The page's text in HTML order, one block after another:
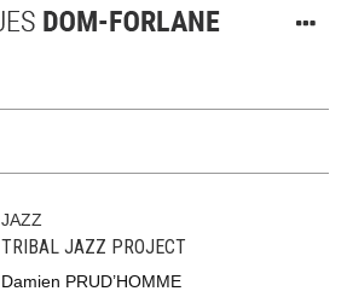
JAZZ
TRIBAL JAZZ PROJECT
Damien PRUD’HOMME